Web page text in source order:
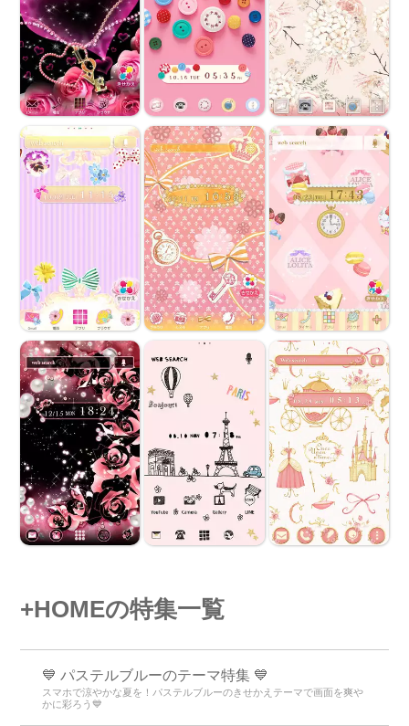
+HOMEの特集一覧
💙 パステルブルーのテーマ特集 💙
スマホで涼やかな夏を！パステルブルーのきせかえテーマで画面を爽や
かに彩ろう💙